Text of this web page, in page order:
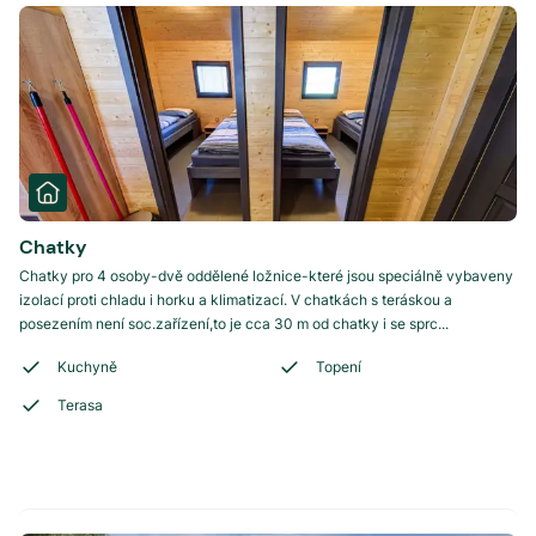
Chatky
Chatky pro 4 osoby-dvě oddělené ložnice-které jsou speciálně vybaveny
izolací proti chladu i horku a klimatizací. V chatkách s teráskou a
posezením není soc.zařízení,to je cca 30 m od chatky i se sprc...
Kuchyně Topení
Terasa